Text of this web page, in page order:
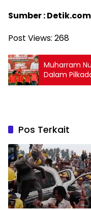
Sumber : Detik.com
Post Views: 268
Muharram
Dalam
Pos Terkait